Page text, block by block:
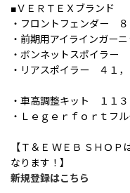
■ＶＥＲＴＥＸブランド
・フロントフェンダー ８
・前期用アイラインガー
・ボンネットスポイラー
・リアスポイラー ４１，
・車高調整キット １１３
・Ｌｅｇｅｒｆｏｒｔフ
【Ｔ＆Ｅ ＷＥＢ ＳＨＯ
なります！】
新規登録はこちら